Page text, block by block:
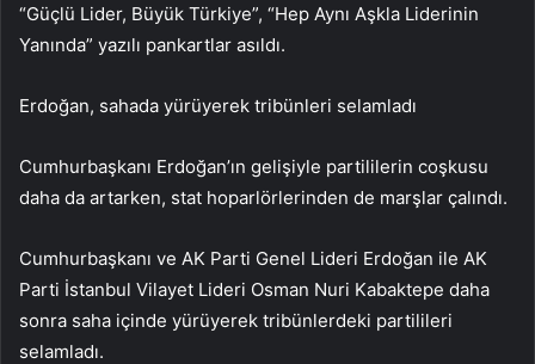
“Güçlü Lider, Büyük Türkiye”, “Hep Aynı Aşkla Liderinin
Yanında” yazılı pankartlar asıldı.
Erdoğan, sahada yürüyerek tribünleri selamladı
Cumhurbaşkanı Erdoğan’ın gelişiyle partililerin coşkusu
daha da artarken, stat hoparlörlerinden de marşlar çalındı.
Cumhurbaşkanı ve AK Parti Genel Lideri Erdoğan ile AK
Parti İstanbul Vilayet Lideri Osman Nuri Kabaktepe daha
sonra saha içinde yürüyerek tribünlerdeki partilileri
selamladı.